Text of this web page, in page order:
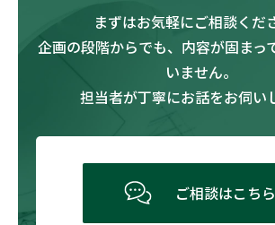
まずはお気軽にご相談くだ
企画の段階からでも、内容が固まっ
いません。
担当者が丁寧にお話をお伺い
ご相談はこちら